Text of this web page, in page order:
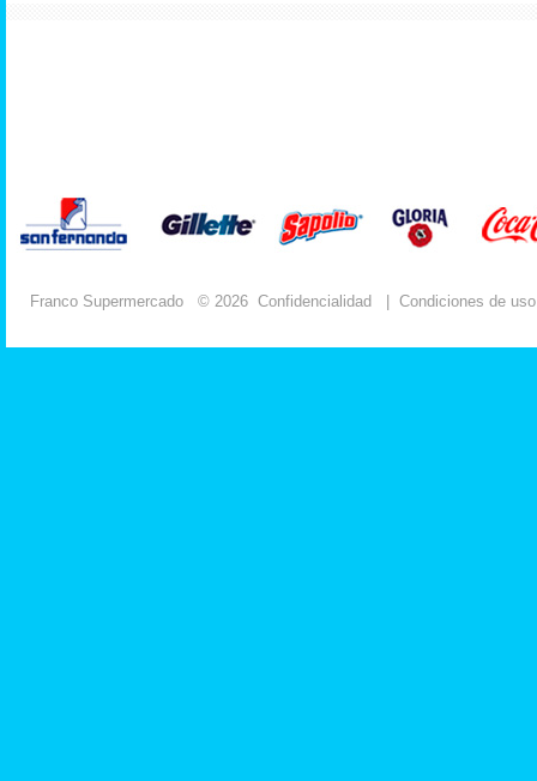
Franco Supermercado © 2026 Confidencialidad Condiciones de uso